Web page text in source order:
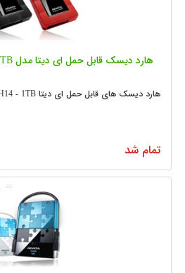
هارد دیسک قابل حمل ای دیتا مدل Adata portable SH14 - 1TB
هارد دیسک های قابل حمل ای دیتا SH14 - 1TB
تمام شد